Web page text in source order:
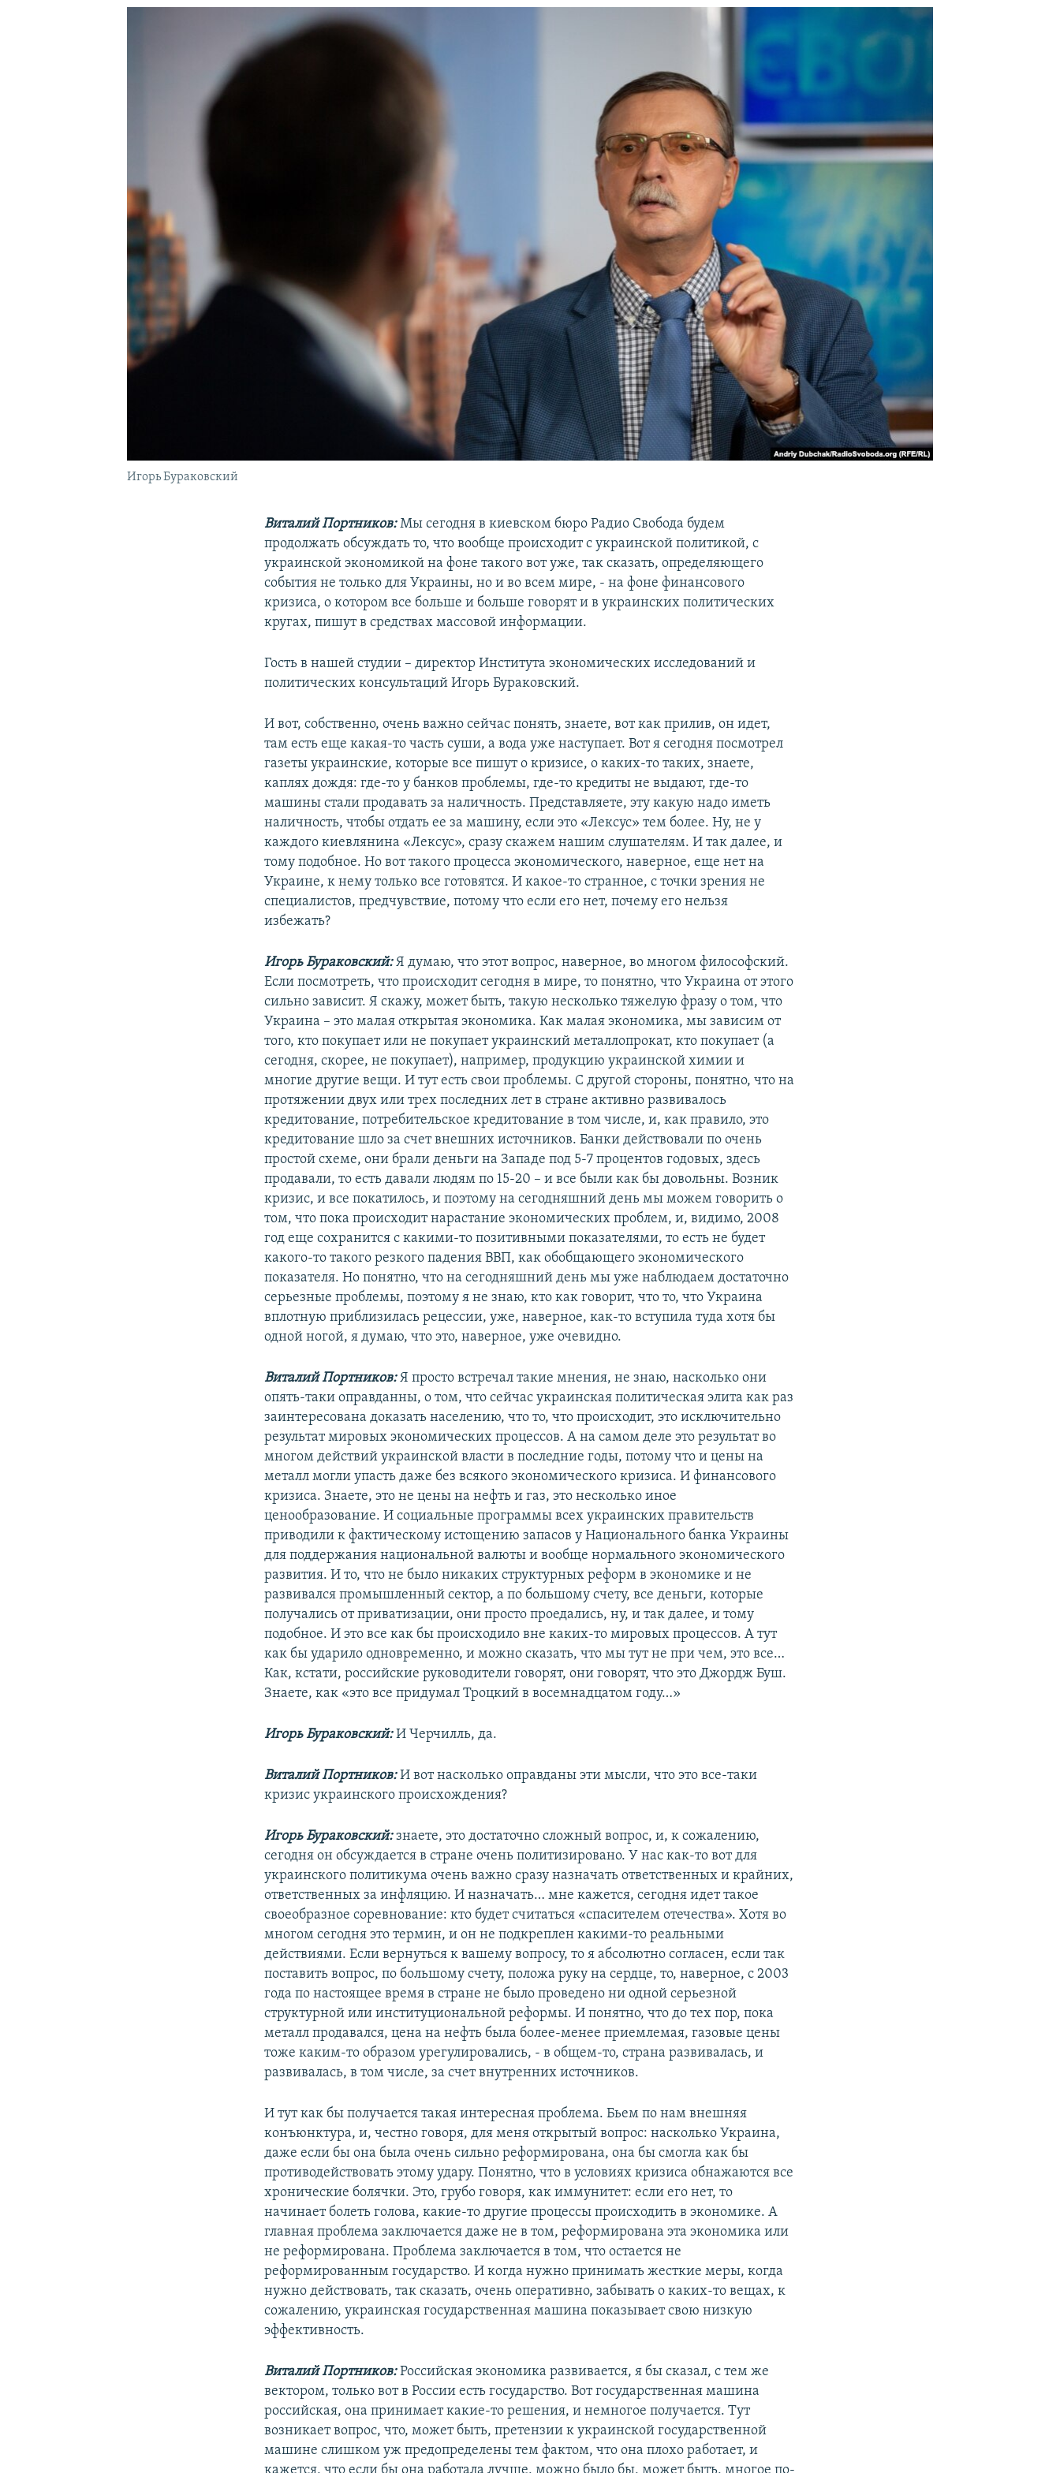
Игорь Бураковский
Виталий Портников: Мы сегодня в киевском бюро Радио Свобода будем
продолжать обсуждать то, что вообще происходит с украинской политикой, с
украинской экономикой на фоне такого вот уже, так сказать, определяющего
события не только для Украины, но и во всем мире, - на фоне финансового
кризиса, о котором все больше и больше говорят и в украинских политических
кругах, пишут в средствах массовой информации.
Гость в нашей студии – директор Института экономических исследований и
политических консультаций Игорь Бураковский.
И вот, собственно, очень важно сейчас понять, знаете, вот как прилив, он идет,
там есть еще какая-то часть суши, а вода уже наступает. Вот я сегодня посмотрел
газеты украинские, которые все пишут о кризисе, о каких-то таких, знаете,
каплях дождя: где-то у банков проблемы, где-то кредиты не выдают, где-то
машины стали продавать за наличность. Представляете, эту какую надо иметь
наличность, чтобы отдать ее за машину, если это «Лексус» тем более. Ну, не у
каждого киевлянина «Лексус», сразу скажем нашим слушателям. И так далее, и
тому подобное. Но вот такого процесса экономического, наверное, еще нет на
Украине, к нему только все готовятся. И какое-то странное, с точки зрения не
специалистов, предчувствие, потому что если его нет, почему его нельзя
избежать?
Игорь Бураковский: Я думаю, что этот вопрос, наверное, во многом философский.
Если посмотреть, что происходит сегодня в мире, то понятно, что Украина от этого
сильно зависит. Я скажу, может быть, такую несколько тяжелую фразу о том, что
Украина – это малая открытая экономика. Как малая экономика, мы зависим от
того, кто покупает или не покупает украинский металлопрокат, кто покупает (а
сегодня, скорее, не покупает), например, продукцию украинской химии и
многие другие вещи. И тут есть свои проблемы. С другой стороны, понятно, что на
протяжении двух или трех последних лет в стране активно развивалось
кредитование, потребительское кредитование в том числе, и, как правило, это
кредитование шло за счет внешних источников. Банки действовали по очень
простой схеме, они брали деньги на Западе под 5-7 процентов годовых, здесь
продавали, то есть давали людям по 15-20 – и все были как бы довольны. Возник
кризис, и все покатилось, и поэтому на сегодняшний день мы можем говорить о
том, что пока происходит нарастание экономических проблем, и, видимо, 2008
год еще сохранится с какими-то позитивными показателями, то есть не будет
какого-то такого резкого падения ВВП, как обобщающего экономического
показателя. Но понятно, что на сегодняшний день мы уже наблюдаем достаточно
серьезные проблемы, поэтому я не знаю, кто как говорит, что то, что Украина
вплотную приблизилась рецессии, уже, наверное, как-то вступила туда хотя бы
одной ногой, я думаю, что это, наверное, уже очевидно.
Виталий Портников: Я просто встречал такие мнения, не знаю, насколько они
опять-таки оправданны, о том, что сейчас украинская политическая элита как раз
заинтересована доказать населению, что то, что происходит, это исключительно
результат мировых экономических процессов. А на самом деле это результат во
многом действий украинской власти в последние годы, потому что и цены на
металл могли упасть даже без всякого экономического кризиса. И финансового
кризиса. Знаете, это не цены на нефть и газ, это несколько иное
ценообразование. И социальные программы всех украинских правительств
приводили к фактическому истощению запасов у Национального банка Украины
для поддержания национальной валюты и вообще нормального экономического
развития. И то, что не было никаких структурных реформ в экономике и не
развивался промышленный сектор, а по большому счету, все деньги, которые
получались от приватизации, они просто проедались, ну, и так далее, и тому
подобное. И это все как бы происходило вне каких-то мировых процессов. А тут
как бы ударило одновременно, и можно сказать, что мы тут не при чем, это все…
Как, кстати, российские руководители говорят, они говорят, что это Джордж Буш.
Знаете, как «это все придумал Троцкий в восемнадцатом году…»
Игорь Бураковский: И Черчилль, да.
Виталий Портников: И вот насколько оправданы эти мысли, что это все-таки
кризис украинского происхождения?
Игорь Бураковский: знаете, это достаточно сложный вопрос, и, к сожалению,
сегодня он обсуждается в стране очень политизировано. У нас как-то вот для
украинского политикума очень важно сразу назначать ответственных и крайних,
ответственных за инфляцию. И назначать… мне кажется, сегодня идет такое
своеобразное соревнование: кто будет считаться «спасителем отечества». Хотя во
многом сегодня это термин, и он не подкреплен какими-то реальными
действиями. Если вернуться к вашему вопросу, то я абсолютно согласен, если так
поставить вопрос, по большому счету, положа руку на сердце, то, наверное, с 2003
года по настоящее время в стране не было проведено ни одной серьезной
структурной или институциональной реформы. И понятно, что до тех пор, пока
металл продавался, цена на нефть была более-менее приемлемая, газовые цены
тоже каким-то образом урегулировались, - в общем-то, страна развивалась, и
развивалась, в том числе, за счет внутренних источников.
И тут как бы получается такая интересная проблема. Бьем по нам внешняя
конъюнктура, и, честно говоря, для меня открытый вопрос: насколько Украина,
даже если бы она была очень сильно реформирована, она бы смогла как бы
противодействовать этому удару. Понятно, что в условиях кризиса обнажаются все
хронические болячки. Это, грубо говоря, как иммунитет: если его нет, то
начинает болеть голова, какие-то другие процессы происходить в экономике. А
главная проблема заключается даже не в том, реформирована эта экономика или
не реформирована. Проблема заключается в том, что остается не
реформированным государство. И когда нужно принимать жесткие меры, когда
нужно действовать, так сказать, очень оперативно, забывать о каких-то вещах, к
сожалению, украинская государственная машина показывает свою низкую
эффективность.
Виталий Портников: Российская экономика развивается, я бы сказал, с тем же
вектором, только вот в России есть государство. Вот государственная машина
российская, она принимает какие-то решения, и немногое получается. Тут
возникает вопрос, что, может быть, претензии к украинской государственной
машине слишком уж предопределены тем фактом, что она плохо работает, и